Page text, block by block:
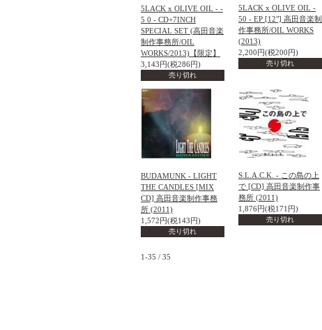
5LACK x OLIVE OIL - -
5 0 - CD+7INCH
SPECIAL SET (高田音楽
制作事務所/OIL
WORKS/2013)【限定】
3,143円(税286円)
売り切れ
5LACK x OLIVE OIL -
50 - EP [12"] 高田音楽制
作事務所/OIL WORKS
(2013)
2,200円(税200円)
売り切れ
BUDAMUNK - LIGHT
THE CANDLES [MIX
CD] 高田音楽制作事務
所 (2011)
1,572円(税143円)
売り切れ
S.L.A.C.K. - この島の上
で [CD] 高田音楽制作事
務所 (2011)
1,876円(税171円)
売り切れ
1-35 / 35